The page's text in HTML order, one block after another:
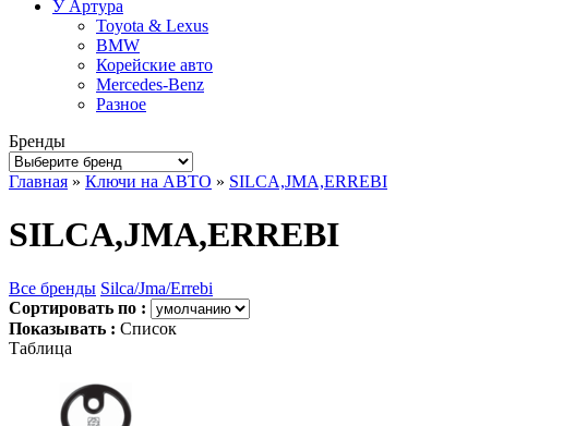
У Артура
Toyota & Lexus
BMW
Корейские авто
Mercedes-Benz
Разное
Бренды
Главная » Ключи на АВТО » SILCA,JMA,ERREBI
SILCA,JMA,ERREBI
Все бренды Silca/Jma/Errebi
Сортировать по :
Показывать : Список
Таблица